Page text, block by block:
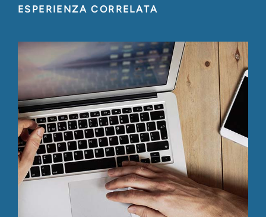
ESPERIENZA CORRELATA